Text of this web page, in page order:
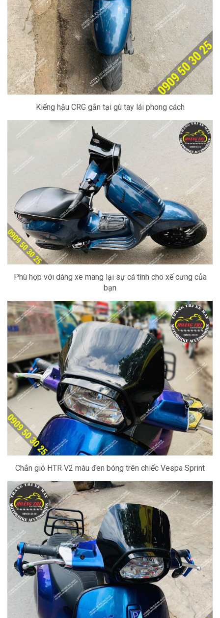
Kiếng hậu CRG gắn tại gù tay lái phong cách
Phù hợp với dáng xe mang lại sự cá tính cho xế cưng của
bạn
Chắn gió HTR V2 màu đen bóng trên chiếc Vespa Sprint